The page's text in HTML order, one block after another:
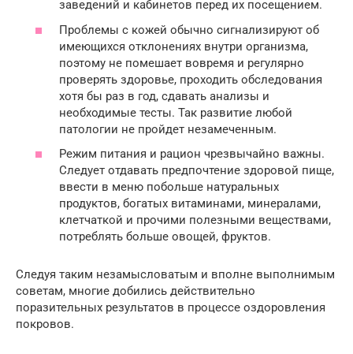
заведений и кабинетов перед их посещением.
Проблемы с кожей обычно сигнализируют об
имеющихся отклонениях внутри организма,
поэтому не помешает вовремя и регулярно
проверять здоровье, проходить обследования
хотя бы раз в год, сдавать анализы и
необходимые тесты. Так развитие любой
патологии не пройдет незамеченным.
Режим питания и рацион чрезвычайно важны.
Следует отдавать предпочтение здоровой пище,
ввести в меню побольше натуральных
продуктов, богатых витаминами, минералами,
клетчаткой и прочими полезными веществами,
потреблять больше овощей, фруктов.
Следуя таким незамысловатым и вполне выполнимым
советам, многие добились действительно
поразительных результатов в процессе оздоровления
покровов.